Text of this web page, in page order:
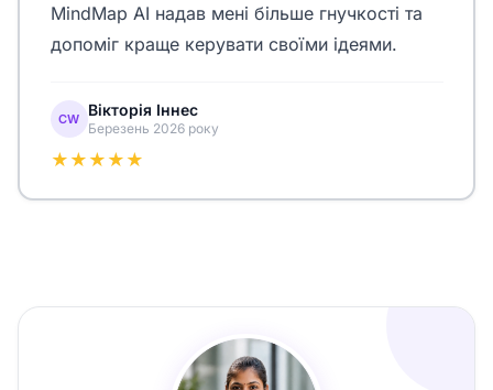
MindMap AI надав мені більше гнучкості та
допоміг краще керувати своїми ідеями.
CW Вікторія Іннес
Березень 2026 року
★★★★★